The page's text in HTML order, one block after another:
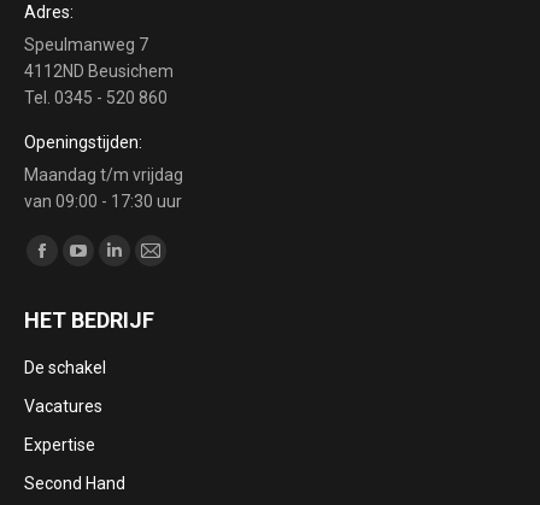
Adres:
Speulmanweg 7
4112ND Beusichem
Tel. 0345 - 520 860
Openingstijden:
Maandag t/m vrijdag
van 09:00 - 17:30 uur
Vind ons op:
Facebook
opens
YouTube
opens
in
Linkedin
opens
Mail
opens
HET BEDRIJF
De schakel
Vacatures
Expertise
Second Hand